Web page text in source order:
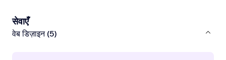
सेवाएँ
वेब डिज़ाइन (5)